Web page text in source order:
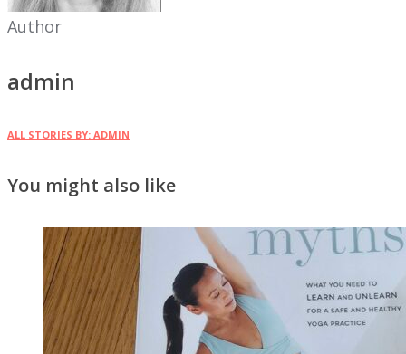
Author
admin
ALL STORIES BY: ADMIN
You might also like